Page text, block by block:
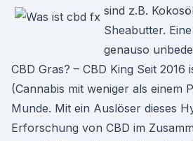
sind z.B.
Sheabutter.
genauso
CBD Gras? – CBD King Seit 2016
(Cannabis mit weniger als einem
Munde. Mit ein Auslöser dieses
Erforschung von CBD im